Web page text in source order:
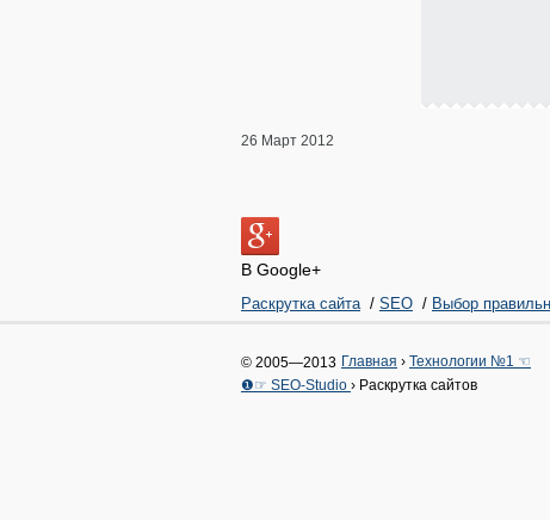
26 Март 2012
В Google+
Раскрутка сайта/ SEO / Выбор
© 2005—2013 Главная › Технологии №1 ☜
❶☞ SEO-Studio › Раскрутка сайтов